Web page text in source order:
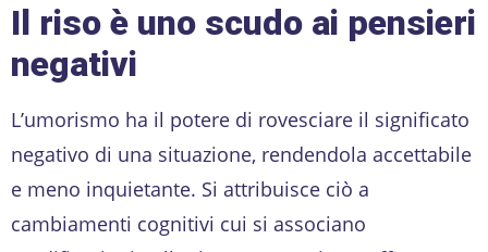
Il riso è uno scudo ai pensieri
negativi
L’umorismo ha il potere di rovesciare il significato
negativo di una situazione, rendendola accettabile
e meno inquietante. Si attribuisce ciò a
cambiamenti cognitivi cui si associano